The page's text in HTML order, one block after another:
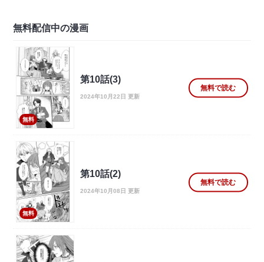
無料配信中の漫画
無料
第10話(3)
2024年10月22日 更新
無料で読む
無料
第10話(2)
2024年10月08日 更新
無料で読む